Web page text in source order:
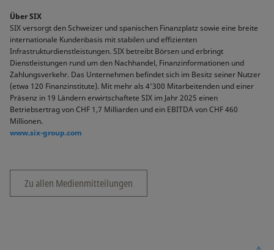
Über SIX
SIX versorgt den Schweizer und spanischen Finanzplatz sowie eine breite
internationale Kundenbasis mit stabilen und effizienten
Infrastrukturdienstleistungen. SIX betreibt Börsen und erbringt
Dienstleistungen rund um den Nachhandel, Finanzinformationen und
Zahlungsverkehr. Das Unternehmen befindet sich im Besitz seiner Nutzer
(etwa 120 Finanzinstitute). Mit mehr als 4’300 Mitarbeitenden und einer
Präsenz in 19 Ländern erwirtschaftete SIX im Jahr 2025 einen
Betriebsertrag von CHF 1,7 Milliarden und ein EBITDA von CHF 460
Millionen.
www.six-group.com
Zu allen Medienmitteilungen